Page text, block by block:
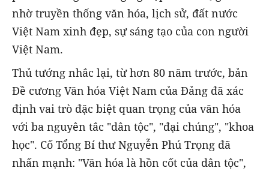
nhờ truyền thống văn hóa, lịch sử, đất nước
Việt Nam xinh đẹp, sự sáng tạo của con người
Việt Nam.
Thủ tướng nhắc lại, từ hơn 80 năm trước, bản
Đề cương Văn hóa Việt Nam của Đảng đã xác
định vai trò đặc biệt quan trọng của văn hóa
với ba nguyên tắc "dân tộc", "đại chúng", "khoa
học". Cố Tổng Bí thư Nguyễn Phú Trọng đã
nhấn mạnh: "Văn hóa là hồn cốt của dân tộc",